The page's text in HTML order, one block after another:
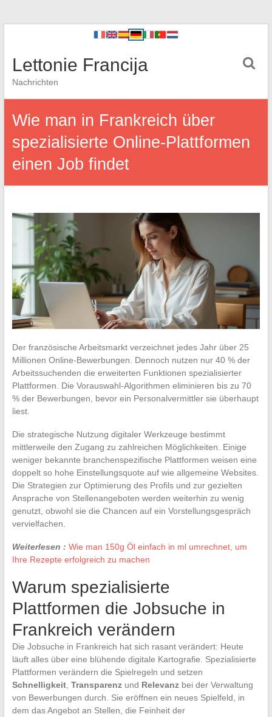
Lettonie Francija
Nachrichten
Wie man in Frankreich über
spezialisierte Online-Plattformen
einen Job findet
Der französische Arbeitsmarkt verzeichnet jedes Jahr über 25
Millionen Online-Bewerbungen. Dennoch nutzen nur 40 % der
Arbeitssuchenden die erweiterten Funktionen spezialisierter
Plattformen. Die Vorauswahl-Algorithmen eliminieren bis zu 70
% der Bewerbungen, bevor ein Personalvermittler sie überhaupt
liest.
Die strategische Nutzung digitaler Werkzeuge bestimmt
mittlerweile den Zugang zu zahlreichen Möglichkeiten. Einige
weniger bekannte branchenspezifische Plattformen weisen eine
doppelt so hohe Einstellungsquote auf wie allgemeine Websites.
Die Strategien zur Optimierung des Profils und zur gezielten
Ansprache von Stellenangeboten werden weiterhin zu wenig
genutzt, obwohl sie die Chancen auf ein Vorstellungsgespräch
vervielfachen.
Weiterlesen : Wie man 150g Öl einfach in ml umrechnet, um
Ihre Rezepte erfolgreich zu machen
Warum spezialisierte
Plattformen die Jobsuche in
Frankreich verändern
Die Jobsuche in Frankreich hat sich rasant verändert: Heute
läuft alles über eine blühende digitale Kartografie. Spezialisierte
Plattformen verändern die Spielregeln und setzen
Schnelligkeit, Transparenzund Relevanzbei der Verwaltung
von Bewerbungen durch. Sie eröffnen ein neues Spielfeld, in
dem das Angebot an Stellen, die Feinheit der